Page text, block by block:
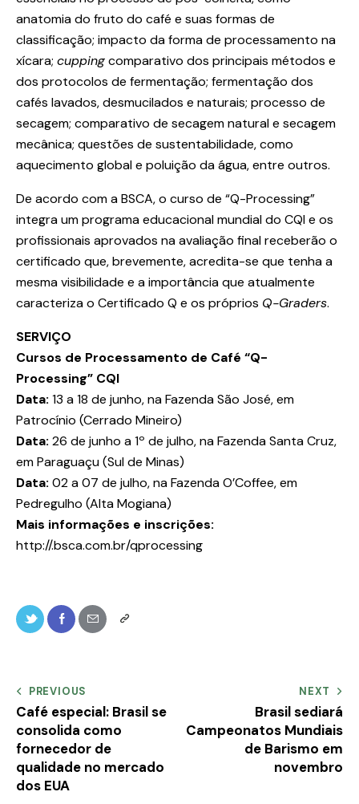
anatomia do fruto do café e suas formas de
classificação; impacto da forma de processamento na
xícara; cuppingcomparativo dos principais métodos e
dos protocolos de fermentação; fermentação dos
cafés lavados, desmucilados e naturais; processo de
secagem; comparativo de secagem natural e secagem
mecânica; questões de sustentabilidade, como
aquecimento global e poluição da água, entre outros.
De acordo com a BSCA, o curso de “Q-Processing”
integra um programa educacional mundial do CQI e os
profissionais aprovados na avaliação final receberão o
certificado que, brevemente, acredita-se que tenha a
mesma visibilidade e a importância que atualmente
caracteriza o Certificado Q e os próprios Q-Graders.
SERVIÇO
Cursos de Processamento de Café “Q-
Processing” CQI
Data: 13 a 18 de junho, na Fazenda São José, em
Patrocínio (Cerrado Mineiro)
Data: 26 de junho a 1º de julho, na Fazenda Santa Cruz,
em Paraguaçu (Sul de Minas)
Data: 02 a 07 de julho, na Fazenda O’Coffee, em
Pedregulho (Alta Mogiana)
Mais informações e inscrições:
http://.bsca.com.br/qprocessing
PREVIOUS
Café especial: Brasil se
consolida como
fornecedor de
qualidade no mercado
dos EUA
NEXT
Brasil sediará
Campeonatos Mundiais
de Barismo em
novembro